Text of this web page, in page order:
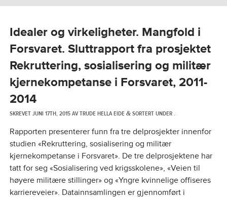
Idealer og virkeligheter. Mangfold i
Forsvaret. Sluttrapport fra prosjektet
Rekruttering, sosialisering og militær
kjernekompetanse i Forsvaret, 2011-
2014
SKREVETJUNI 17TH, 2015AVTRUDE HELLA EIDE &SORTERT UNDER .
Rapporten presenterer funn fra tre delprosjekter innenfor
studien «Rekruttering, sosialisering og militær
kjernekompetanse i Forsvaret». De tre delprosjektene har
tatt for seg «Sosialisering ved krigsskolene», «Veien til
høyere militære stillinger» og «Yngre kvinnelige offiseres
karriereveier». Datainnsamlingen er gjennomført i